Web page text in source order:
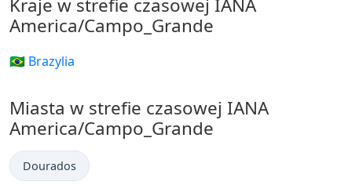
Kraje w strefie czasowej IANA
America/Campo_Grande
🇧🇷 Brazylia
Miasta w strefie czasowej IANA
America/Campo_Grande
Dourados